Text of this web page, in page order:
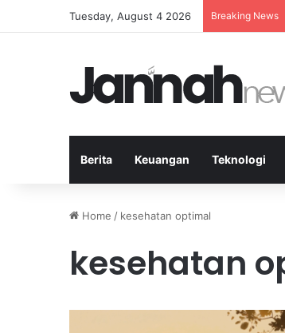
Tuesday, August 4 2026 Breaking News
Berita Keuangan Teknologi
Home / kesehatan optimal
kesehatan